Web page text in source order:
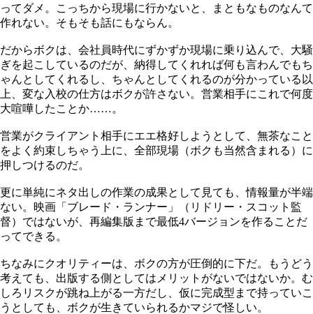
ってダメ。こっちから現場に行かないと、まともなものなんて
作れない。そもそも話にもならん。
だからボクは、会社員時代にずかずか現場に乗り込んで、大騒
ぎを起こしているのだが、納得してくれれば何も言わんでもち
ゃんとしてくれるし、ちゃんとしてくれるのが分かっている以
上、変な入校の仕方はボクが許さない。営業相手にこれで何度
大喧嘩したことか……。
営業がクライアント相手にエエ格好しようとして、無茶なこと
をよく約束しちゃう上に、全部現場（ボクも当然含まれる）に
押しつけるのだ。
更に単純にネタ出しの作業の成果として見ても、情報量が半端
ない。映画「ブレード・ランナー」（リドリー・スコット監
督）ではないが、再編集版まで最低4バージョンを作ることだ
ってできる。
ちなみにクオリティーは、ボクの方が圧倒的に下だ。もうどう
考えても、出版する側としてはメリットがないではないか。む
しろリスクが跳ね上がる一方だし、仮に完成型まで持っていこ
うとしても、ボクが生きていられるかマジで怪しい。